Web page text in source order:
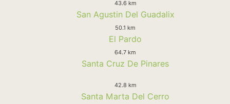
43.6 km
San Agustin Del Guadalix
50.1 km
El Pardo
64.7 km
Santa Cruz De Pinares
42.8 km
Santa Marta Del Cerro